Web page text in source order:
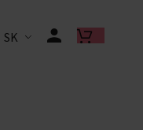
SK